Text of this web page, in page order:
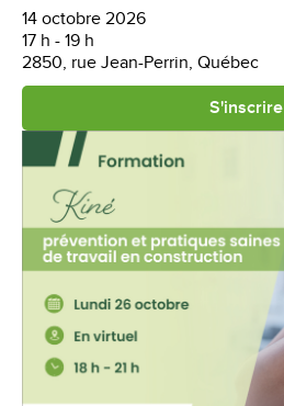
14 octobre 2026
17 h - 19 h
2850, rue Jean-Perrin, Québec
S'inscrire